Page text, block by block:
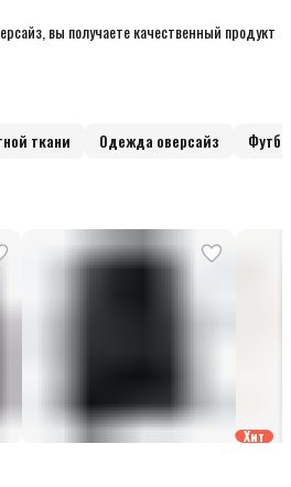
вы получаете качественный продукт
ткани Одежда оверсайз
Хит